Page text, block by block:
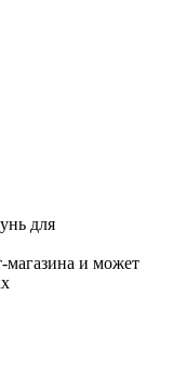
для
магазина и может